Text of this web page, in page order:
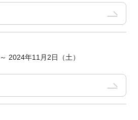
2024年11月2日（土）